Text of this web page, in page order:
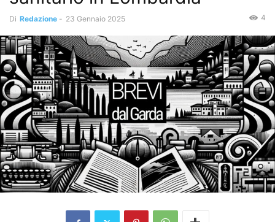
Di Redazione - 23 Gennaio 2025 4